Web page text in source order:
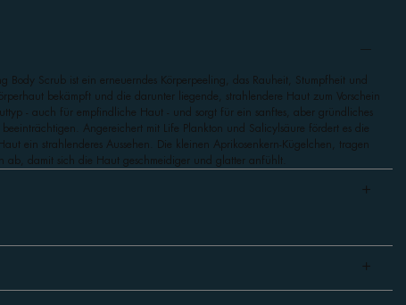
Body Scrub ist ein erneuerndes Körperpeeling, das Rauheit, Stumpfheit und
bekämpft und die darunter liegende, strahlendere Haut zum Vorschein
- auch für empfindliche Haut - und sorgt für ein sanftes, aber gründliches
Angereichert mit Life Plankton und Salicylsäure fördert es die
ein strahlenderes Aussehen. Die kleinen Aprikosenkern-Kügelchen, tragen
ab, damit sich die Haut geschmeidiger und glatter anfühlt.